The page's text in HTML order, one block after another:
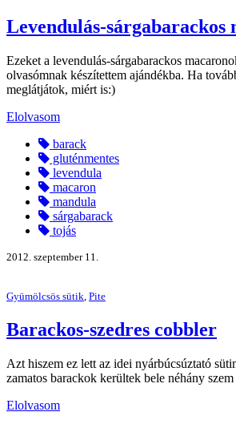
Levendulás-sárgabarackos
Ezeket a levendulás-sárgabarackos
olvasómnak készítettem ajándékba. Ha
meglátjátok, miért is:)
Elolvasom
barack
gluténmentes
levendula
macaron
mandula
sárgabarack
tojás
2012. szeptember 11.
Gyümölcsös sütik, Pite
Barackos-szedres cobbler
Azt hiszem ez lett az idei nyárbúcsúztató
zamatos barackok kerültek bele néhány szem
Elolvasom